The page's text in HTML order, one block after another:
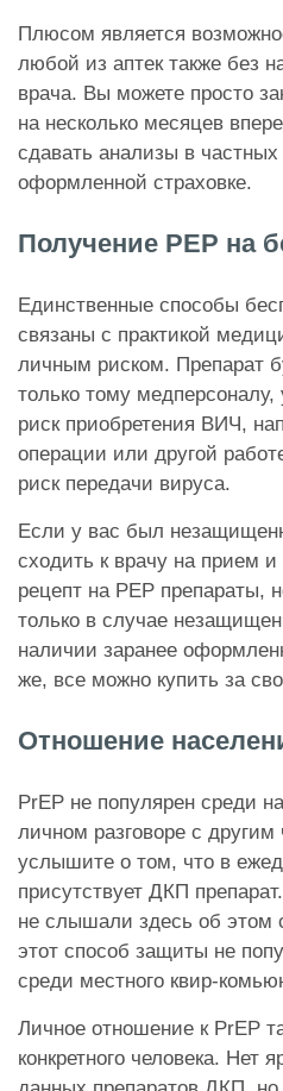
Плюсом является
любой из аптек также без
врача. Вы можете просто
на несколько месяцев
сдавать анализы в
оформленной страховке.
Получение PEP на
Единственные способы
связаны с практикой
личным риском. Препарат
только тому
риск приобретения ВИЧ,
операции или другой
риск передачи вируса.
Если у вас был
сходить к врачу на прием
рецепт на PEP препараты,
только в случае
наличии заранее
же, все можно купить за
Отношение
PrEP не популярен среди
личном разговоре с
услышите о том, что в
присутствует ДКП
не слышали здесь об этом
этот способ защиты не
среди местного квир-
Личное отношение к PrEP
конкретного человека. Нет